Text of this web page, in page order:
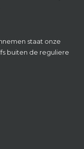
staat onze
buiten de reguliere